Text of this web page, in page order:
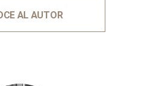
AL AUTOR